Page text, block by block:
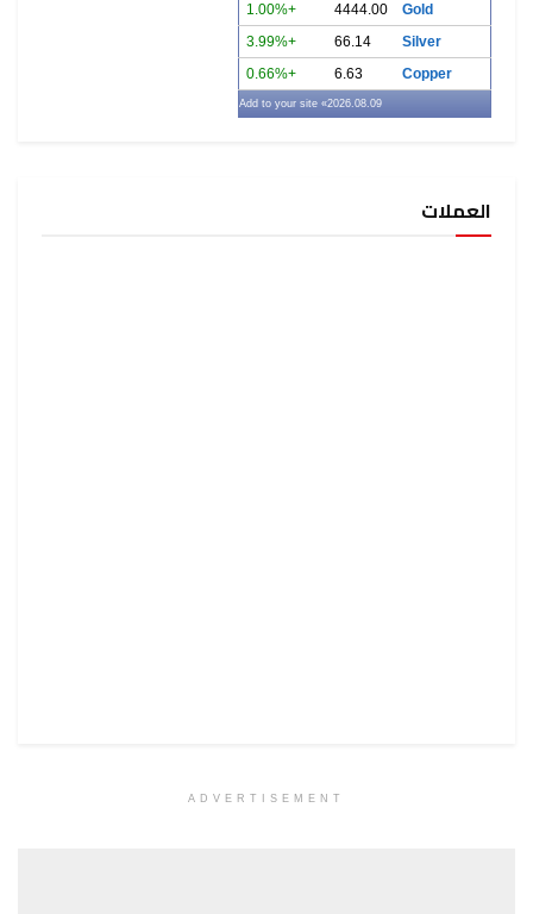
Gold
4444.00
+1.00%
Silver
66.14
+3.99%
Copper
6.63
+0.66%
2026.08.09
» Add to your site
العملات
ADVERTISEMENT